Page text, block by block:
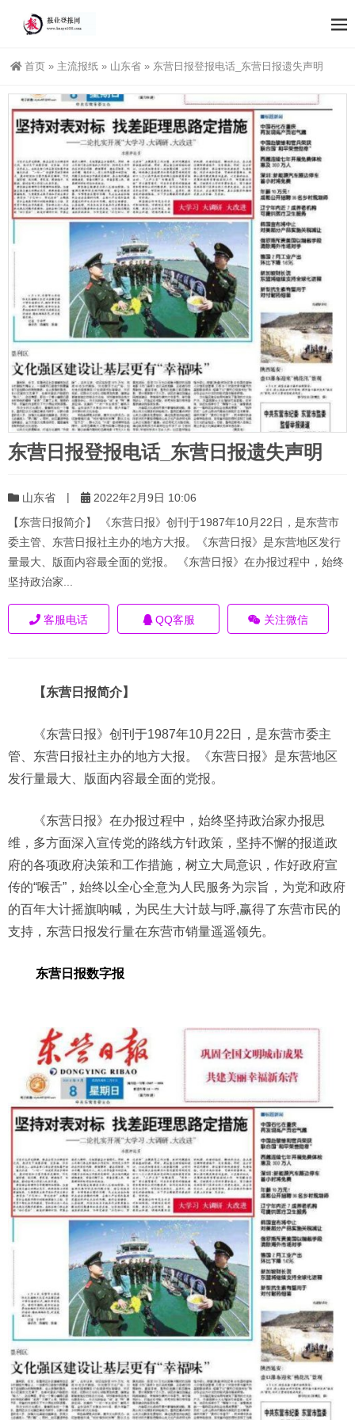
首页 » 主流报纸 » 山东省 » 东营日报登报电话_东营日报遗失声明
东营日报登报电话_东营日报遗失声明
山东省 |
2022年2月9日 10:06
【东营日报简介】 《东营日报》创刊于1987年10月22日，是东营市
委主管、东营日报社主办的地方大报。《东营日报》是东营地区发行
量最大、版面内容最全面的党报。 《东营日报》在办报过程中，始终
坚持政治家...
客服电话 QQ客服 关注微信
【东营日报简介】
《东营日报》创刊于1987年10月22日，是东营市委主
管、东营日报社主办的地方大报。《东营日报》是东营地区
发行量最大、版面内容最全面的党报。
《东营日报》在办报过程中，始终坚持政治家办报思
维，多方面深入宣传党的路线方针政策，坚持不懈的报道政
府的各项政府决策和工作措施，树立大局意识，作好政府宣
传的“喉舌”，始终以全心全意为人民服务为宗旨，为党和政府
的百年大计摇旗呐喊，为民生大计鼓与呼,赢得了东营市民的
支持，东营日报发行量在东营市销量遥遥领先。
东营日报数字报